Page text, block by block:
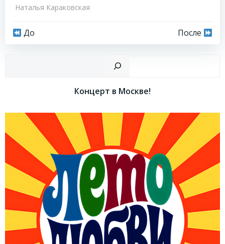
Наталья Караковская
Навигация
записям
До
Навигация
по
записям
После
Концерт в Москве!